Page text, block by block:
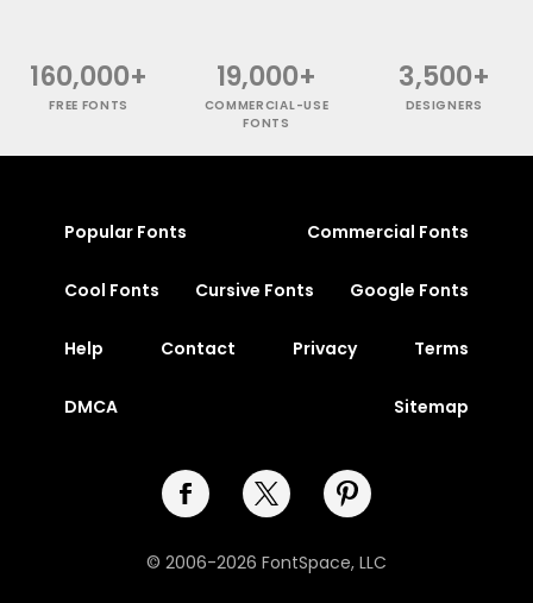
160,000+
FREE FONTS
19,000+
COMMERCIAL-USE
FONTS
3,500+
DESIGNERS
Popular Fonts Commercial Fonts
Cool Fonts Cursive Fonts Google Fonts
Help Contact Privacy Terms
DMCA Sitemap
© 2006-2026 FontSpace, LLC